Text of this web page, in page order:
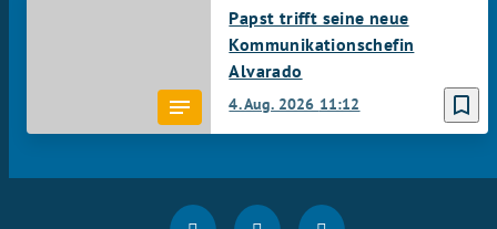
bookmark_border
4. Aug. 2026 11:12
Papst trifft seine neue
Kommunikationschefin
Alvarado